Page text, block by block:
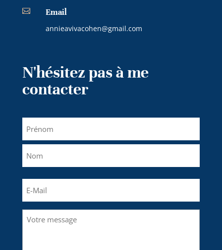
 Email
annieavivacohen@gmail.com
N'hésitez pas à me
contacter
(Nécessaire)
mail
Votre
message